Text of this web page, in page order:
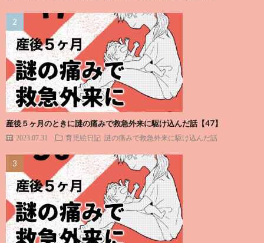
産後５ヶ月のときに謎の痛みで救急外来に駆け込んだ話【47】
2023.07.31 育児絵日記 謎の痛みで救急外来に駆け込んだ話